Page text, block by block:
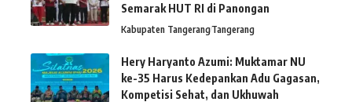
Semarak HUT RI di Panongan
Kabupaten TangerangTangerang
Hery Haryanto Azumi: Muktamar NU
ke-35 Harus Kedepankan Adu Gagasan,
Kompetisi Sehat, dan Ukhuwah